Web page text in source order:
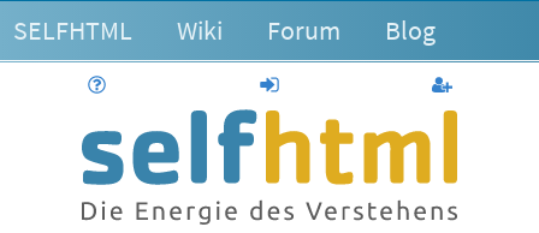
SELFHTML Wiki Forum Blog
anmelden